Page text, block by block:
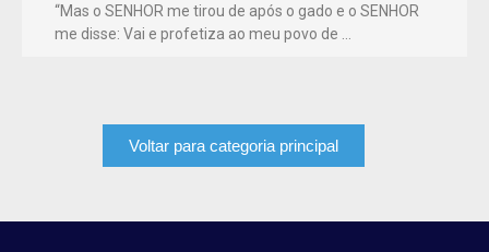
“Mas o SENHOR me tirou de após o gado e o SENHOR
me disse: Vai e profetiza ao meu povo de …
Voltar para categoria principal